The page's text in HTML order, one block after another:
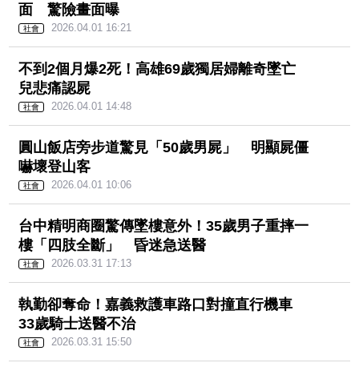
面 驚險畫面曝
社會 2026.04.01 16:21
兒悲痛認屍
社會 2026.04.01 14:48
嚇壞登山客
社會 2026.04.01 10:06
樓「四肢全斷」 昏迷急送醫
社會 2026.03.31 17:13